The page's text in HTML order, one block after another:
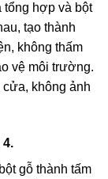
hợp và bột
tạo thành
không thấm
vệ môi trường.
không ảnh
4.
gỗ thành tấm